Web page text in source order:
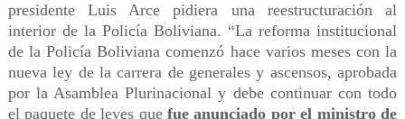
presidente Luis Arce pidiera una reestructuración al
interior de la Policía Boliviana. “La reforma institucional
de la Policía Boliviana comenzó hace varios meses con la
nueva ley de la carrera de generales y ascensos, aprobada
por la Asamblea Plurinacional y debe continuar con todo
el paquete de leyes que fue anunciado por el ministro de